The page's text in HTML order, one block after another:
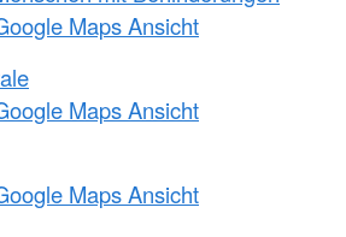
Maps Ansicht
Maps Ansicht
Maps Ansicht